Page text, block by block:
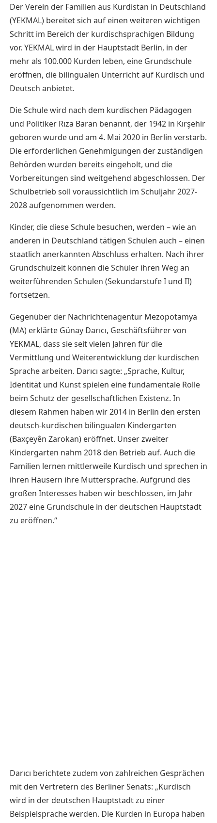
Der Verein der Familien aus Kurdistan in Deutschland
(YEKMAL) bereitet sich auf einen weiteren wichtigen
Schritt im Bereich der kurdischsprachigen Bildung
vor. YEKMAL wird in der Hauptstadt Berlin, in der
mehr als 100.000 Kurden leben, eine Grundschule
eröffnen, die bilingualen Unterricht auf Kurdisch und
Deutsch anbietet.
Die Schule wird nach dem kurdischen Pädagogen
und Politiker Rıza Baran benannt, der 1942 in Kırşehir
geboren wurde und am 4. Mai 2020 in Berlin verstarb.
Die erforderlichen Genehmigungen der zuständigen
Behörden wurden bereits eingeholt, und die
Vorbereitungen sind weitgehend abgeschlossen. Der
Schulbetrieb soll voraussichtlich im Schuljahr 2027-
2028 aufgenommen werden.
Kinder, die diese Schule besuchen, werden – wie an
anderen in Deutschland tätigen Schulen auch – einen
staatlich anerkannten Abschluss erhalten. Nach ihrer
Grundschulzeit können die Schüler ihren Weg an
weiterführenden Schulen (Sekundarstufe I und II)
fortsetzen.
Gegenüber der Nachrichtenagentur Mezopotamya
(MA) erklärte Günay Darıcı, Geschäftsführer von
YEKMAL, dass sie seit vielen Jahren für die
Vermittlung und Weiterentwicklung der kurdischen
Sprache arbeiten. Darıcı sagte: „Sprache, Kultur,
Identität und Kunst spielen eine fundamentale Rolle
beim Schutz der gesellschaftlichen Existenz. In
diesem Rahmen haben wir 2014 in Berlin den ersten
deutsch-kurdischen bilingualen Kindergarten
(Baxçeyên Zarokan) eröffnet. Unser zweiter
Kindergarten nahm 2018 den Betrieb auf. Auch die
Familien lernen mittlerweile Kurdisch und sprechen in
ihren Häusern ihre Muttersprache. Aufgrund des
großen Interesses haben wir beschlossen, im Jahr
2027 eine Grundschule in der deutschen Hauptstadt
zu eröffnen.“
Darıcı berichtete zudem von zahlreichen Gesprächen
mit den Vertretern des Berliner Senats: „Kurdisch
wird in der deutschen Hauptstadt zu einer
Beispielsprache werden. Die Kurden in Europa haben